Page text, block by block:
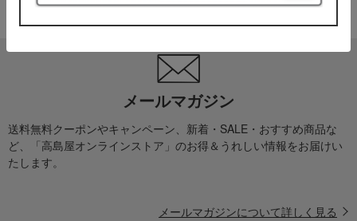
メールマガジン
送料無料クーポンやキャンペーン、新着・SALE・おすすめ商品な
ど、「高島屋オンラインストア」のお得＆うれしい情報をお届けい
たします。
メールマガジンについて詳しく見る